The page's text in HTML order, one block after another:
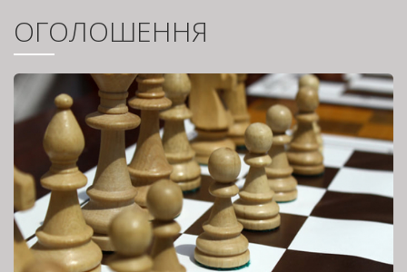
ОГОЛОШЕННЯ